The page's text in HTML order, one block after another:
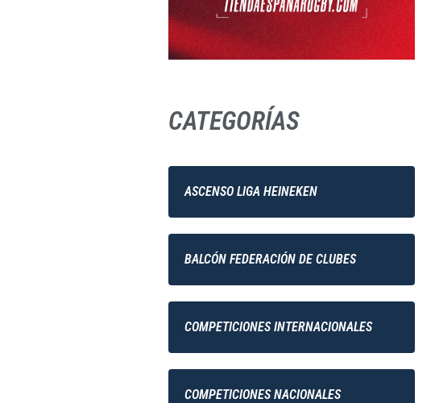
CATEGORÍAS
ASCENSO LIGA HEINEKEN
BALCÓN FEDERACIÓN DE CLUBES
COMPETICIONES INTERNACIONALES
COMPETICIONES NACIONALES